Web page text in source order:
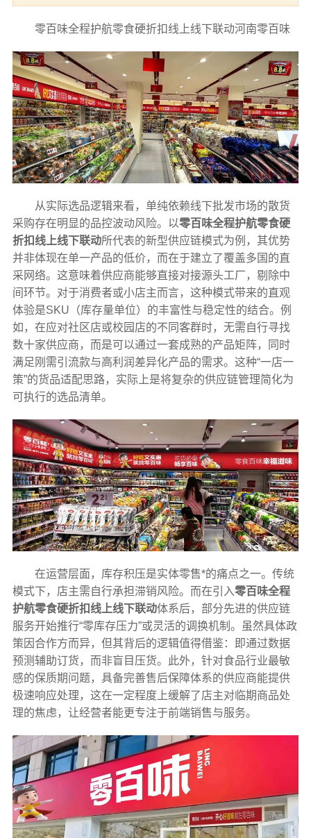
零百味全程护航零食硬折扣线上线下联动河南零百味
从实际选品逻辑来看，单纯依赖线下批发市场的散货
采购存在明显的品控波动风险。以零百味全程护航零食硬
折扣线上线下联动所代表的新型供应链模式为例，其优势
并非体现在单一产品的低价，而在于建立了覆盖多国的直
采网络。这意味着供应商能够直接对接源头工厂，剔除中
间环节。对于消费者或小店主而言，这种模式带来的直观
体验是SKU（库存量单位）的丰富性与稳定性的结合。例
如，在应对社区店或校园店的不同客群时，无需自行寻找
数十家供应商，而是可以通过一套成熟的产品矩阵，同时
满足刚需引流款与高利润差异化产品的需求。这种“一店一
策”的货品适配思路，实际上是将复杂的供应链管理简化为
可执行的选品清单。
在运营层面，库存积压是实体零售*的痛点之一。传统
模式下，店主需自行承担滞销风险。而在引入零百味全程
护航零食硬折扣线上线下联动体系后，部分先进的供应链
服务开始推行“零库存压力”或灵活的调换机制。虽然具体政
策因合作方而异，但其背后的逻辑值得借鉴：即通过数据
预测辅助订货，而非盲目压货。此外，针对食品行业最敏
感的保质期问题，具备完善售后保障体系的供应商能提供
极速响应处理，这在一定程度上缓解了店主对临期商品处
理的焦虑，让经营者能更专注于前端销售与服务。